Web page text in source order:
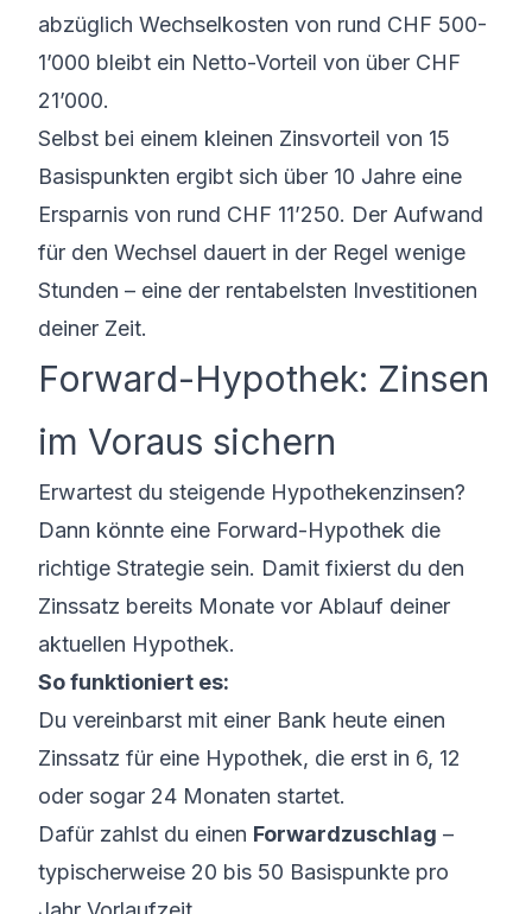
abzüglich Wechselkosten von rund CHF 500-
1’000 bleibt ein Netto-Vorteil von über CHF
21’000.
Selbst bei einem kleinen Zinsvorteil von 15
Basispunkten ergibt sich über 10 Jahre eine
Ersparnis von rund CHF 11’250. Der Aufwand
für den Wechsel dauert in der Regel wenige
Stunden – eine der rentabelsten Investitionen
deiner Zeit.
Forward-Hypothek: Zinsen
im Voraus sichern
Erwartest du steigende Hypothekenzinsen?
Dann könnte eine Forward-Hypothek die
richtige Strategie sein. Damit fixierst du den
Zinssatz bereits Monate vor Ablauf deiner
aktuellen Hypothek.
So funktioniert es:
Du vereinbarst mit einer Bank heute einen
Zinssatz für eine Hypothek, die erst in 6, 12
oder sogar 24 Monaten startet.
Dafür zahlst du einen Forwardzuschlag –
typischerweise 20 bis 50 Basispunkte pro